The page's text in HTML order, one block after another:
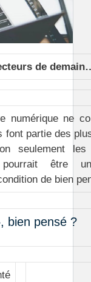
de
numérique ne
font partie des
seulement
être
de bien
bien pensé ?